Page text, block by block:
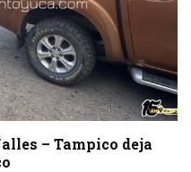
– Tampico deja